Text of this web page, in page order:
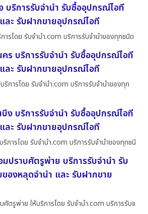
บริการรับจำนำ รับซื้ออุปกรณ์ไอที
ละ รับฝากขายอุปกรณ์ไอที
ารโดย รับจํานํา.com บริการรับจำนำของทุกชนิด
ร บริการรับจำนำ รับซื้ออุปกรณ์ไอที
ละ รับฝากขายอุปกรณ์ไอที
ริการโดย รับจํานํา.com บริการรับจำนำของทุก
ง บริการรับจำนำ รับซื้ออุปกรณ์ไอที
ละ รับฝากขายอุปกรณ์ไอที
ริการโดย รับจํานํา.com บริการรับจำนำของทุกชนิ
ปราบศัตรูพ่าย บริการรับจำนำ รับ
องหลุดจำนำ และ รับฝากขาย
ตรูพ่าย ให้บริการโดย รับจํานํา.com บริการรับจ